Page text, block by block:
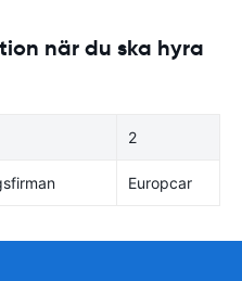
när du ska hyra
2
Europcar